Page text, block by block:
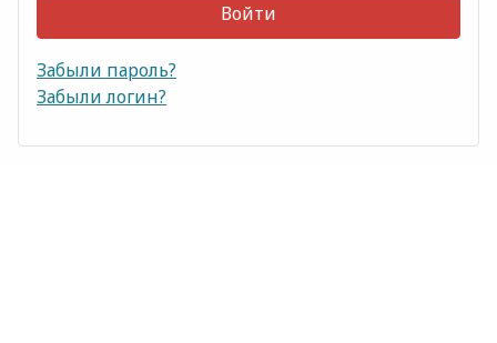
Войти
Забыли пароль?
Забыли логин?